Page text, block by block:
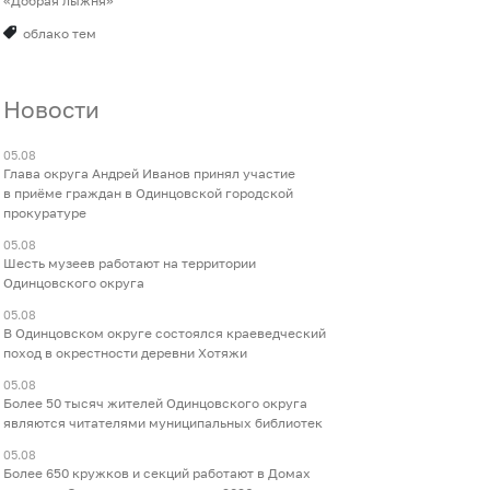
облако тем
Новости
05.08
Глава округа Андрей Иванов принял участие
в приёме граждан в Одинцовской городской
прокуратуре
05.08
Шесть музеев работают на территории
Одинцовского округа
05.08
В Одинцовском округе состоялся краеведческий
поход в окрестности деревни Хотяжи
05.08
Более 50 тысяч жителей Одинцовского округа
являются читателями муниципальных библиотек
05.08
Более 650 кружков и секций работают в Домах